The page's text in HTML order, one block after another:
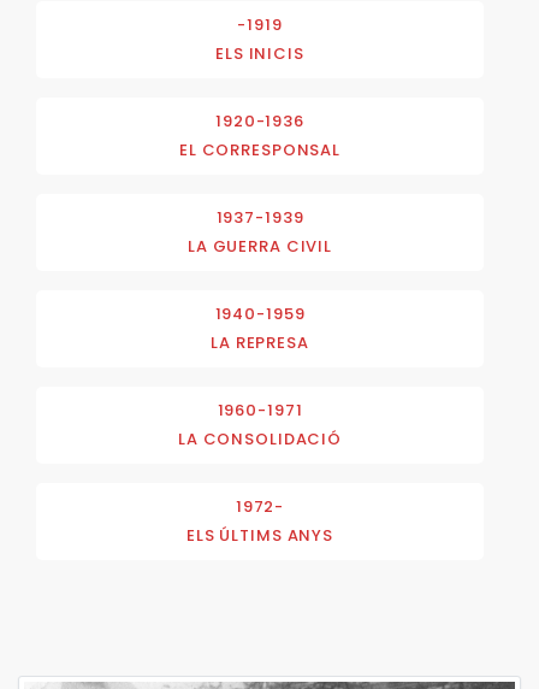
-1919
ELS INICIS
1920-1936
EL CORRESPONSAL
1937-1939
LA GUERRA CIVIL
1940-1959
LA REPRESA
1960-1971
LA CONSOLIDACIÓ
1972-
ELS ÚLTIMS ANYS